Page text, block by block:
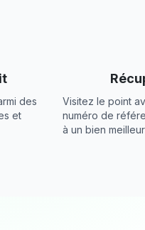
des
et
Visitez le point
numéro de
à un bien